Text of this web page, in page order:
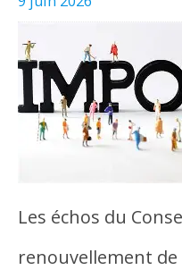
Les échos du
renouvellement de